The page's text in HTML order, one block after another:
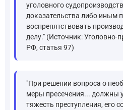
уголовного
доказательства либо иным
воспрепятствовать
делу." (Источник: Уголовно-
РФ, статья 97)
"При решении вопроса о
меры пресечения... должны
тяжесть преступления, его